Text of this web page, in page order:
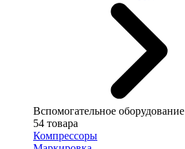
Вспомогательное оборудование
54 товара
Компрессоры